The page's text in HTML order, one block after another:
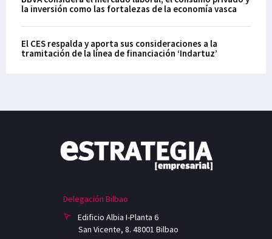
la inversión como las fortalezas de la economía vasca
El CES respalda y aporta sus consideraciones a la
tramitación de la línea de financiación ‘Indartuz’
Delegación Bilbao
Edificio Albia I-Planta 6
San Vicente, 8. 48001 Bilbao